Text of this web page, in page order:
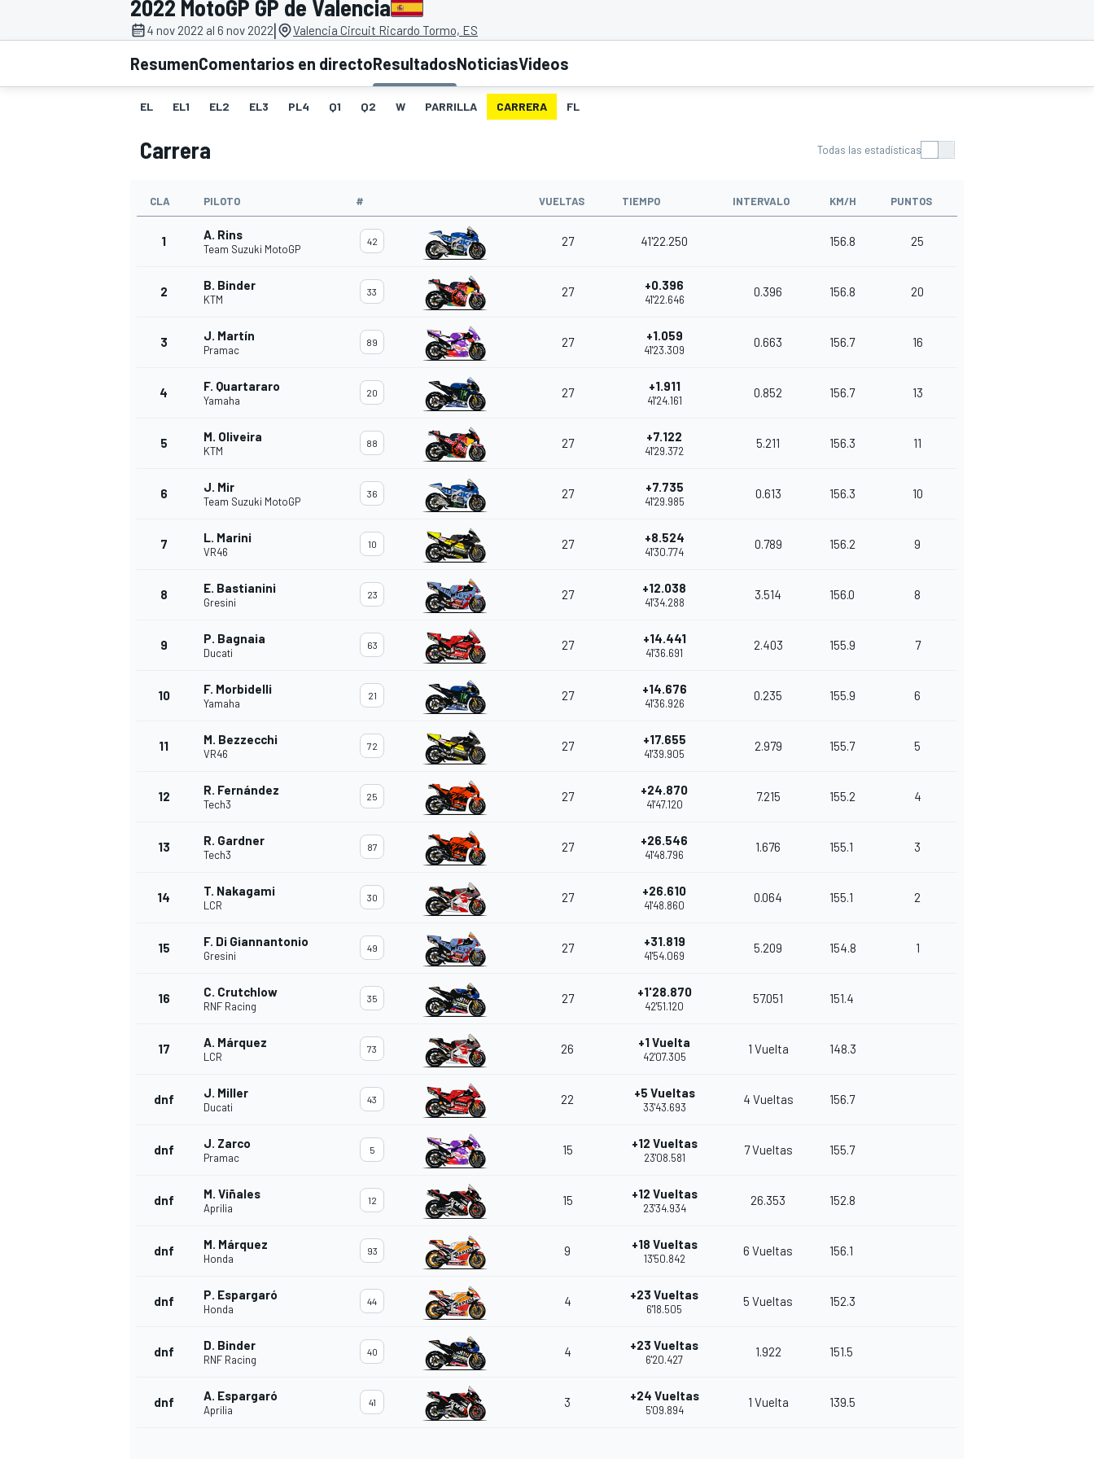
FÓRMULA E MOTO
2022 MotoGP GP de Valencia
4 nov 2022 al 6 nov 2022| Valencia Circuit Ricardo Tormo, ES
ResumenComentarios en directoResultadosNoticiasVideos
EL EL1 EL2 EL3 PL4 Q1 Q2 W PARRILLA CARRERA FL
Carrera Todas las estadísticas
CLA PILOTO # VUELTAS TIEMPO INTERVALO KM/H PUNTOS
1 A. Rins
Team Suzuki MotoGP
42 27 41'22.250 156.8 25
2 B. Binder
KTM
33 27 +0.396
41'22.646
0.396 156.8 20
3 J. Martín
Pramac
89 27 +1.059
41'23.309
0.663 156.7 16
4 F. Quartararo
Yamaha
20 27 +1.911
41'24.161
0.852 156.7 13
5 M. Oliveira
KTM
88 27 +7.122
41'29.372
5.211 156.3 11
6 J. Mir
Team Suzuki MotoGP
36 27 +7.735
41'29.985
0.613 156.3 10
7 L. Marini
VR46
10 27 +8.524
41'30.774
0.789 156.2 9
8 E. Bastianini
Gresini
23 27 +12.038
41'34.288
3.514 156.0 8
9 P. Bagnaia
Ducati
63 27 +14.441
41'36.691
2.403 155.9 7
10 F. Morbidelli
Yamaha
21 27 +14.676
41'36.926
0.235 155.9 6
11 M. Bezzecchi
VR46
72 27 +17.655
41'39.905
2.979 155.7 5
12 R. Fernández
Tech3
25 27 +24.870
41'47.120
7.215 155.2 4
13 R. Gardner
Tech3
87 27 +26.546
41'48.796
1.676 155.1 3
14 T. Nakagami
LCR
30 27 +26.610
41'48.860
0.064 155.1 2
15 F. Di Giannantonio
Gresini
49 27 +31.819
41'54.069
5.209 154.8 1
16 C. Crutchlow
RNF Racing
35 27 +1'28.870
42'51.120
57.051 151.4
17 A. Márquez
LCR
73 26 +1 Vuelta
42'07.305
1 Vuelta 148.3
dnf J. Miller
Ducati
43 22 +5 Vueltas
33'43.693
4 Vueltas 156.7
dnf J. Zarco
Pramac
5 15 +12 Vueltas
23'08.581
7 Vueltas 155.7
dnf M. Viñales
Aprilia
12 15 +12 Vueltas
23'34.934
26.353 152.8
dnf M. Márquez
Honda
93 9 +18 Vueltas
13'50.842
6 Vueltas 156.1
dnf P. Espargaró
Honda
44 4 +23 Vueltas
6'18.505
5 Vueltas 152.3
dnf D. Binder
RNF Racing
40 4 +23 Vueltas
6'20.427
1.922 151.5
dnf A. Espargaró
Aprilia
41 3 +24 Vueltas
5'09.894
1 Vuelta 139.5